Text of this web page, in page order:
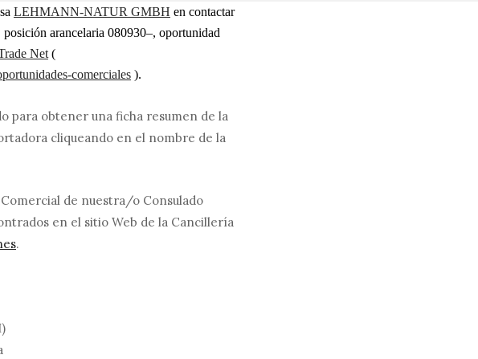
LEHMANN-NATUR GMBH en contactar
arancelaria 080930–, oportunidad
Net (
comerciales ).
para obtener una ficha resumen de la
cliqueando en el nombre de la
de nuestra/o Consulado
en el sitio Web de la Cancillería
.